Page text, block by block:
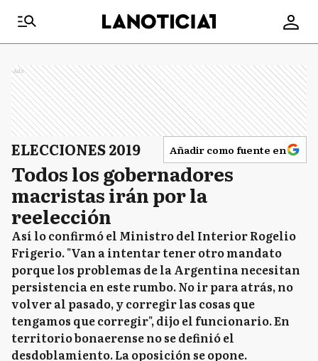
Ads
ELECCIONES 2019 Añadir como fuente en
Todos los gobernadores
macristas irán por la
reelección
Así lo confirmó el Ministro del Interior Rogelio
Frigerio. "Van a intentar tener otro mandato
porque los problemas de la Argentina necesitan
persistencia en este rumbo. No ir para atrás, no
volver al pasado, y corregir las cosas que
tengamos que corregir", dijo el funcionario. En
territorio bonaerense no se definió el
desdoblamiento. La oposición se opone.